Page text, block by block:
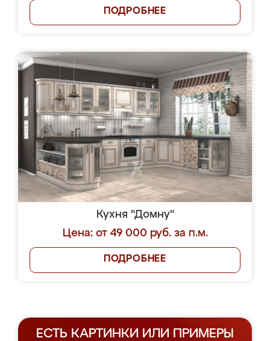
ПОДРОБНЕЕ
Кухня "Домну"
Цена: от 49 000 руб. за п.м.
ПОДРОБНЕЕ
ЕСТЬ КАРТИНКИ ИЛИ ПРИМЕРЫ